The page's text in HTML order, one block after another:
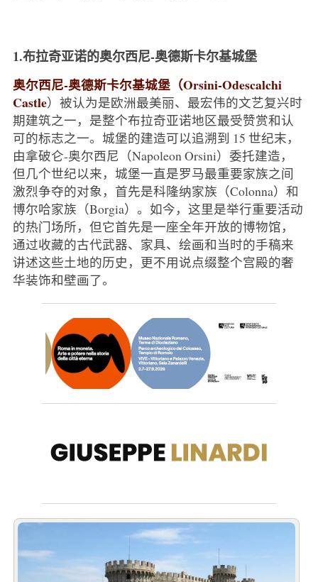
1.布拉奇亚诺的奥尔西尼-奥德斯卡尔基城堡
奥尔西尼-奥德斯卡尔基城堡（Orsini-Odescalchi
Castle）被认为是欧洲最美丽、最宏伟的文艺复兴时
期建筑之一，是整个布拉奇亚诺地区最受赞赏和认
可的标志之一。城堡的建造可以追溯到 15 世纪末，
由拿破仑-奥尔西尼（Napoleon Orsini）委托建造，
但几个世纪以来，城堡一直是罗马最重要家族之间
激烈争夺的对象，首先是科隆纳家族（Colonna）和
博尔哈家族（Borgia）。如今，这里是举行重要活动
的热门场所，但它首先是一座全年开放的博物馆，
通过收藏的古代武器、家具、绘画和当时的手稿来
讲述这些土地的历史，更不用说点缀整个宫殿的奢
华装饰和壁画了。